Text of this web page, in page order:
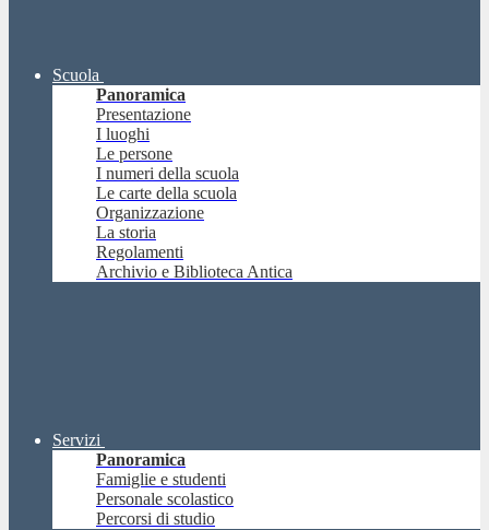
Scuola
Panoramica
Presentazione
I luoghi
Le persone
I numeri della scuola
Le carte della scuola
Organizzazione
La storia
Regolamenti
Archivio e Biblioteca Antica
Servizi
Panoramica
Famiglie e studenti
Personale scolastico
Percorsi di studio